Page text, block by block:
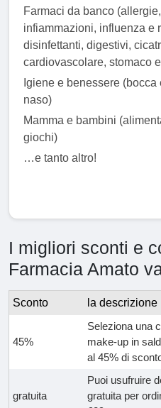
Farmaci da banco
infiammazioni, influenza e
disinfettanti, digestivi,
cardiovascolare, stomaco
Igiene e benessere
naso)
Mamma e bambini
giochi)
…e tanto altro!
I migliori sconti e
Farmacia Amato
Sconto la descrizione
45%
Seleziona una
make-up in
al 45% di
gratuita
Puoi usufruire
gratuita per